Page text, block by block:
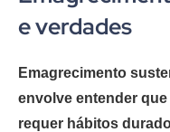
e verdades
Emagrecimento
envolve entender
requer hábitos